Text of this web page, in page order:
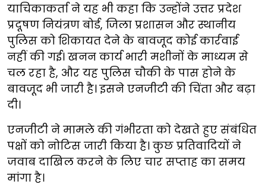
याचिकाकर्ता ने यह भी कहा कि उन्होंने उत्तर प्रदेश
प्रदूषण नियंत्रण बोर्ड, जिला प्रशासन और स्थानीय
पुलिस को शिकायत देने के बावजूद कोई कार्रवाई
नहीं की गई। खनन कार्य भारी मशीनों के माध्यम से
चल रहा है, और यह पुलिस चौकी के पास होने के
बावजूद भी जारी है। इसने एनजीटी की चिंता और बढ़ा
दी।
एनजीटी ने मामले की गंभीरता को देखते हुए संबंधित
पक्षों को नोटिस जारी किया है। कुछ प्रतिवादियों ने
जवाब दाखिल करने के लिए चार सप्ताह का समय
मांगा है।